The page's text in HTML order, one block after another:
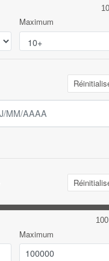
Maximum
Maximum